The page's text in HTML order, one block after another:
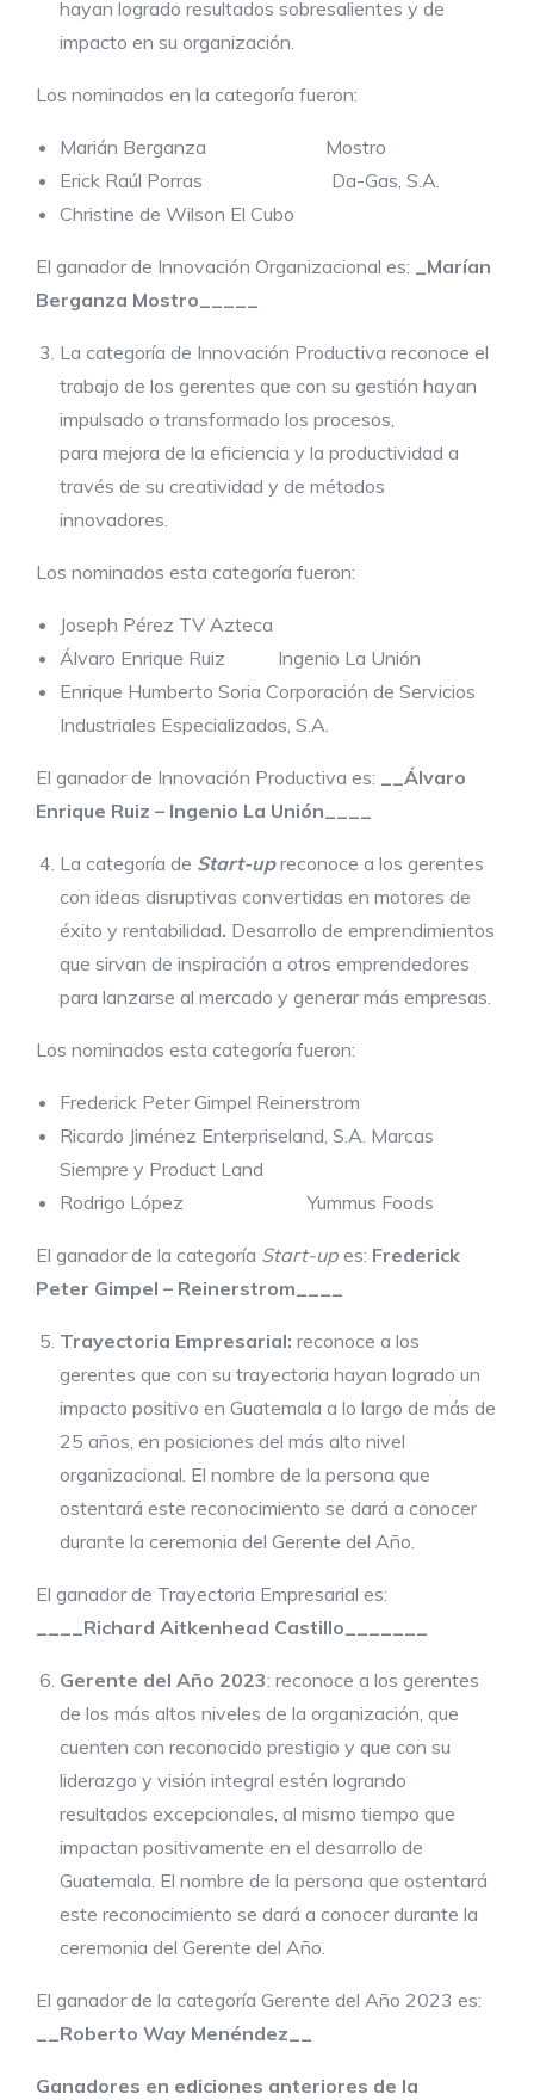
hayan logrado resultados sobresalientes y de
impacto en su organización.
Los nominados en la categoría fueron:
Marián Berganza Mostro
Erick Raúl Porras Da-Gas, S.A.
Christine de Wilson El Cubo
El ganador de Innovación Organizacional es: _Marían
Berganza Mostro_____
La categoría de Innovación Productiva reconoce el
trabajo de los gerentes que con su gestión hayan
impulsado o transformado los procesos,
para mejora de la eficiencia y la productividad a
través de su creatividad y de métodos
innovadores.
Los nominados esta categoría fueron:
Joseph Pérez TV Azteca
Álvaro Enrique Ruiz Ingenio La Unión
Enrique Humberto Soria Corporación de Servicios
Industriales Especializados, S.A.
El ganador de Innovación Productiva es:
__Álvaro
Enrique Ruiz – Ingenio La Unión____
La categoría de Start-up reconoce a los gerentes
con ideas disruptivas convertidas en motores de
éxito y rentabilidad. Desarrollo de emprendimientos
que sirvan de inspiración a otros emprendedores
para lanzarse al mercado y generar más empresas.
Los nominados esta categoría fueron:
Frederick Peter Gimpel Reinerstrom
Ricardo Jiménez Enterpriseland, S.A. Marcas
Siempre y Product Land
Rodrigo López Yummus Foods
El ganador de la categoría Start-up es: Frederick
Peter Gimpel – Reinerstrom____
Trayectoria Empresarial: reconoce a los
gerentes que con su trayectoria hayan logrado un
impacto positivo en Guatemala a lo largo de más de
25 años, en posiciones del más alto nivel
organizacional. El nombre de la persona que
ostentará este reconocimiento se dará a conocer
durante la ceremonia del Gerente del Año.
El ganador de Trayectoria Empresarial es:
____Richard Aitkenhead Castillo_______
Gerente del Año 2023: reconoce a los gerentes
de los más altos niveles de la organización, que
cuenten con reconocido prestigio y que con su
liderazgo y visión integral estén logrando
resultados excepcionales, al mismo tiempo que
impactan positivamente en el desarrollo de
Guatemala. El nombre de la persona que ostentará
este reconocimiento se dará a conocer durante la
ceremonia del Gerente del Año.
El ganador de la categoría Gerente del Año 2023 es:
__Roberto Way Menéndez__
Ganadores en ediciones anteriores de la